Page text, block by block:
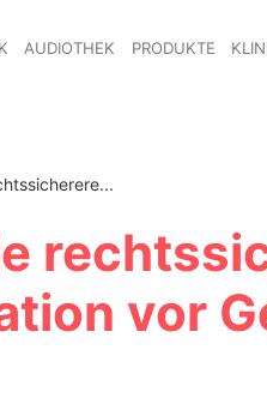
AUDIOTHEK PRODUKTE
vor